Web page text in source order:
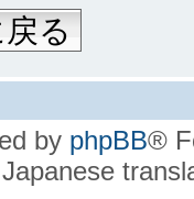
る
by phpBB®
Japanese